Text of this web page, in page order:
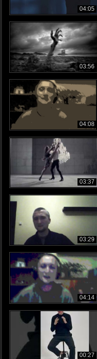
04:05
03:56
04:08
03:37
03:29
04:14
00:27